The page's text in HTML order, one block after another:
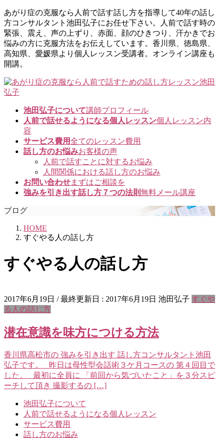
コ
ン
テ
ン
ツ
に
動
ナ
ビ
ゲ
ー
シ
ョ
に
移
あがり症の克服なら人前で話す話し方を指導して40年の話し
方コンサルタント池田弘子にお任せ下さい。人前で話す時の
緊張、震え、声の上ずり、赤面、顔のひきつり、汗かきでお
悩みの方に克服方法をお伝えしています。香川県、徳島県、
高知県、愛媛県より個人レッスン受講者。オンライン講座も
開講。
池田弘子について講師プロフィール
人前で話せるようになる個人レッスン個人レッスン内
容
サービス費用全てのレッスン費用
話し方のお悩みお客様の声
人前で話すことに対するお悩み
人間関係における話し方のお悩み
お問い合わせまずはご相談を
強みを引き出す話し方７つの法則無料メール講座
ブログ
HOME
すぐやる人の話し方
すぐやる人の話し方
2017年6月19日 / 最終更新日 : 2017年6月19日 池田弘子 すぐや
る人の話し方
潜在意識を味方につける方法
香川県高松市の 強みを引き出す 話し方コンサルタント池田
弘子です。 昨日は母性型会話術３ケ月コースの 第４回目で
した。 最初に全員に 「前回から気づいたこと」を３分スピ
ーチして頂き 撮影するの […]
池田弘子について
人前で話せるようになる個人レッスン
サービス費用
話し方のお悩み